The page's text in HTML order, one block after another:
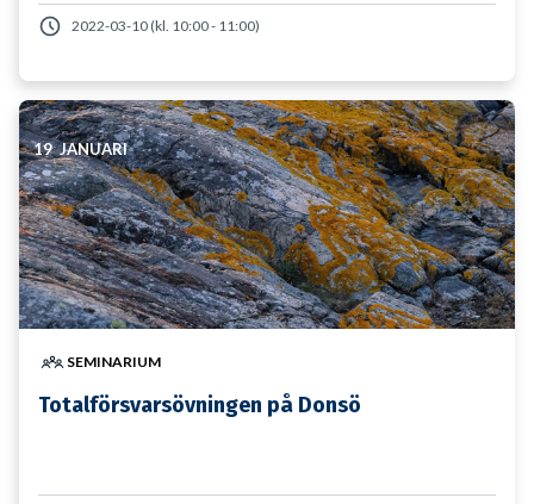
2022-03-10 (kl. 10:00 - 11:00)
19 JANUARI
SEMINARIUM
Totalförsvarsövningen på Donsö